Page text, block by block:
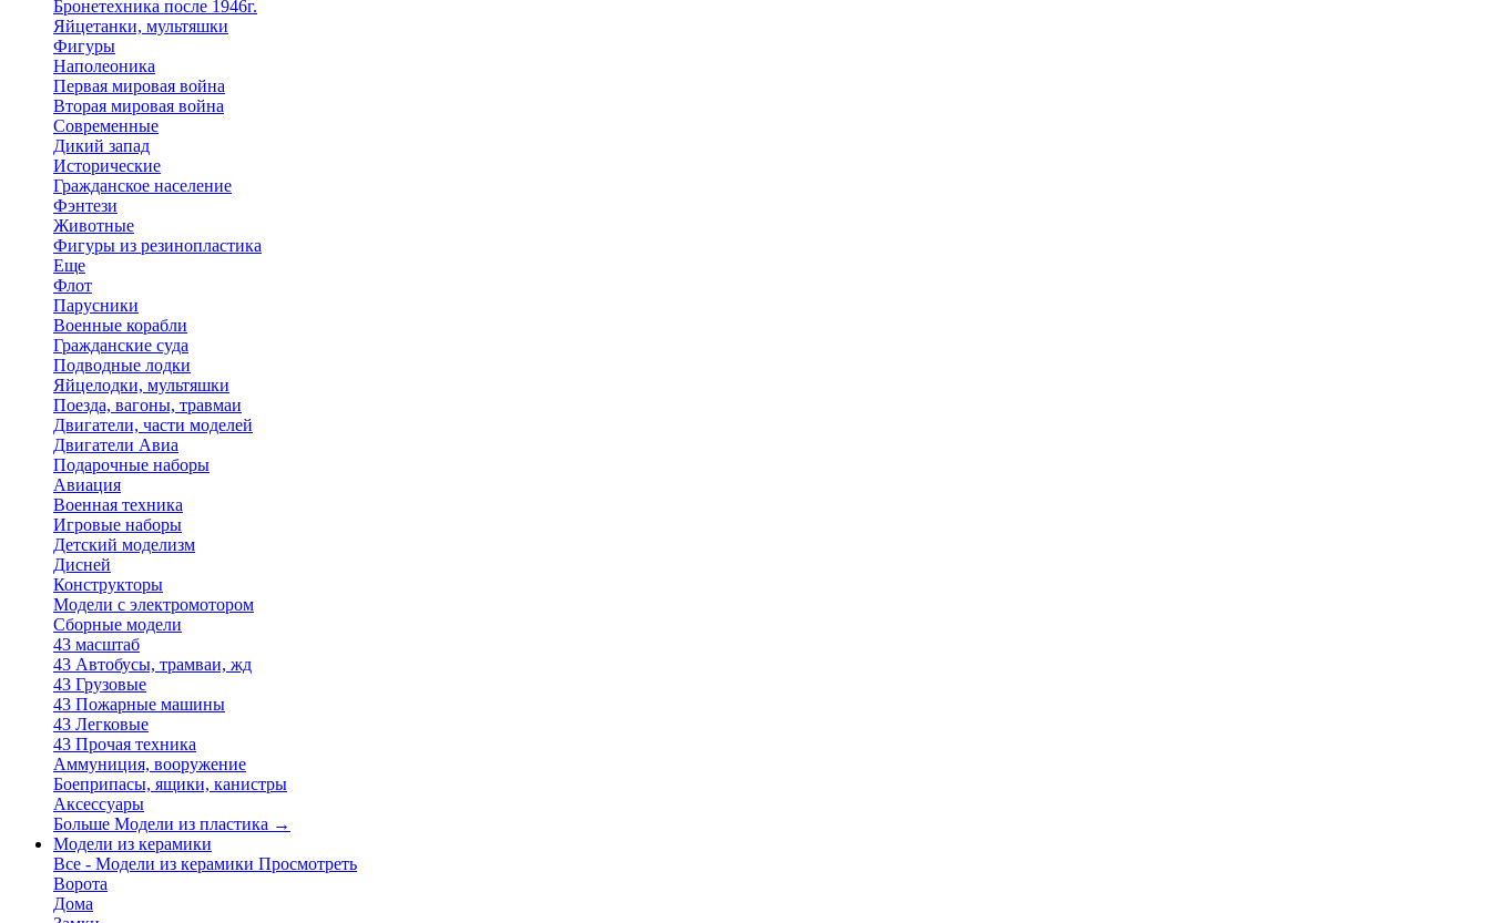
Бронетехника после 1946г.
Яйцетанки, мультяшки
Фигуры
Наполеоника
Первая мировая война
Вторая мировая война
Современные
Дикий запад
Исторические
Гражданское население
Фэнтези
Животные
Фигуры из резинопластика
Еще
Флот
Парусники
Военные корабли
Гражданские суда
Подводные лодки
Яйцелодки, мультяшки
Поезда, вагоны, травмаи
Двигатели, части моделей
Двигатели Авиа
Подарочные наборы
Авиация
Военная техника
Игровые наборы
Детский моделизм
Дисней
Конструкторы
Модели с электромотором
Сборные модели
43 масштаб
43 Автобусы, трамваи, жд
43 Грузовые
43 Пожарные машины
43 Легковые
43 Прочая техника
Аммуниция, вооружение
Боеприпасы, ящики, канистры
Аксессуары
Больше Модели из пластика →
Модели из керамики
Все - Модели из керамики Просмотреть
Ворота
Дома